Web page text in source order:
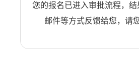
您的报名已进入审批流程，
邮件等方式反馈给您，请